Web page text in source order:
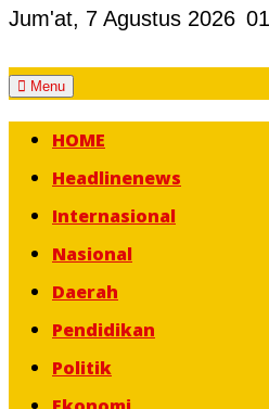
Jum'at, 7 Agustus 2026
Skip
content
Menu
HOME
Headlinenews
Internasional
Nasional
Daerah
Pendidikan
Politik